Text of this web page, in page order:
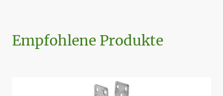
Empfohlene Produkte